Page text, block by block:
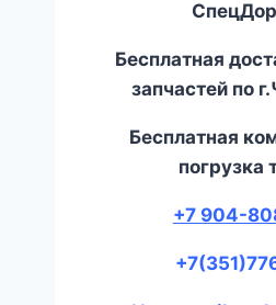
Бесплатная
запчастей по
Бесплатная
погрузка
+7 904-